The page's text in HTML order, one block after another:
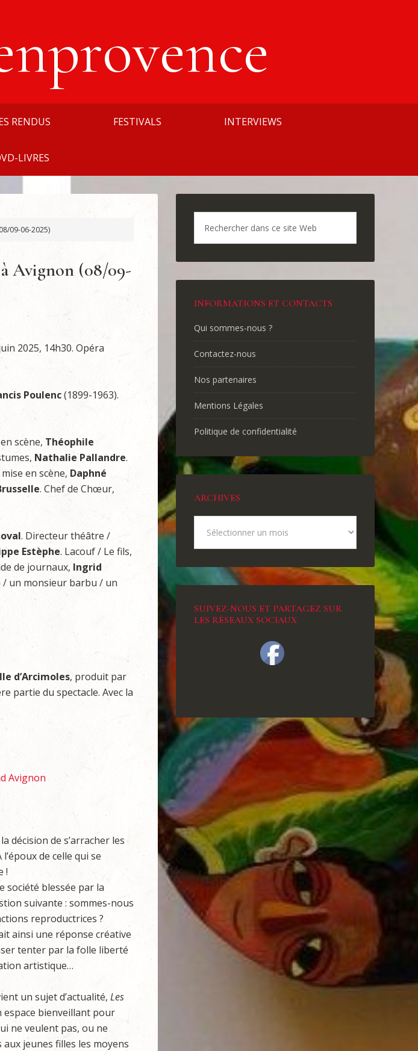
RENDUS FESTIVALS INTERVIEWS
LIVRES
09-06-2025)
à Avignon (08/09-
2025, 14h30. Opéra
Poulenc(1899-1963).
scène, Théophile
Nathalie Pallandre.
en scène, Daphné
. Chef de Chœur,
. Directeur théâtre /
Estèphe. Lacouf / Le fils,
de journaux, Ingrid
/ un monsieur barbu / un
d’Arcimoles, produit par
partie du spectacle. Avec la
Avignon
décision de s’arracher les
de celle qui se
!
société blessée par la
suivante : sommes-nous
reproductrices ?
ainsi une réponse créative
tenter par la folle liberté
artistique…
un sujet d’actualité, Les
espace bienveillant pour
ne veulent pas, ou ne
jeunes filles les moyens
INFORMATIONS ET CONTACTS
Qui sommes-nous ?
Contactez-nous
Nos partenaires
Mentions Légales
Politique de confidentialité
ARCHIVES
SUIVEZ-NOUS ET PARTAGEZ SUR
LES RÉSEAUX SOCIAUX